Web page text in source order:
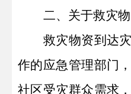
二、关于救灾
救灾物资到达
作的应急管理部门
社区受灾群众需求